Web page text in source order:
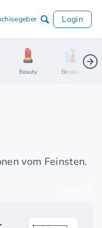
Login
Beauty Beratung
vom Feinsten.